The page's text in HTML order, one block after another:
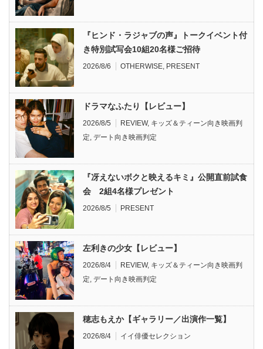
『ヒンド・ラジャブの声』トークイベント付
き特別試写会10組20名様ご招待
2026/8/6 OTHERWISE PRESENT
ドラマなふたり【レビュー】
2026/8/5 REVIEW, キッズ＆ティーン向き映画判
定 デート向き映画判定
『冴えないボクと映えるキミ』公開直前試食
会 2組4名様プレゼント
2026/8/5 PRESENT
左利きの少女【レビュー】
2026/8/4 REVIEW, キッズ＆ティーン向き映画判
定 デート向き映画判定
穂志もえか【ギャラリー／出演作一覧】
2026/8/4 イイ俳優セレクション